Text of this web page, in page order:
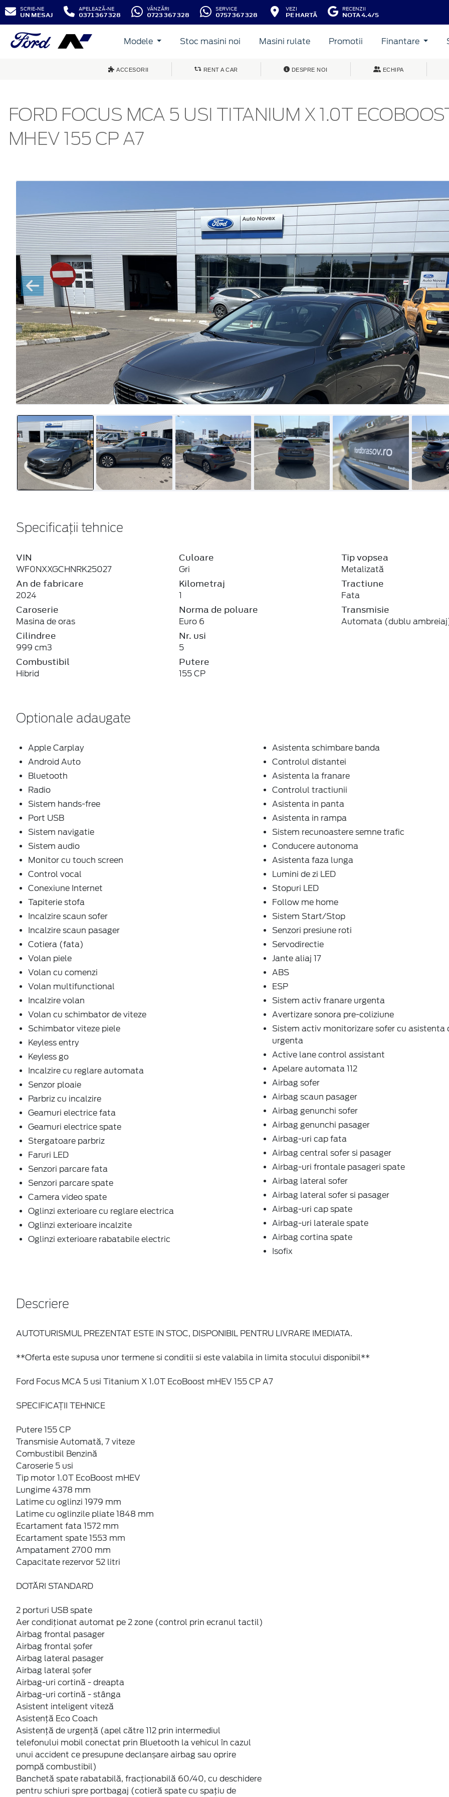
SCRIE-NE
UN MESAJ
APELEAZĂ-NE
0371 367 328
VÂNZĂRI
0723 367 328
SERVICE
0757 367 328
VEZI
PE HARTĂ
RECENZII
NOTA 4.4/5
Modele Stoc masini noi Masini rulate Promotii Finantare
ACCESORII RENT A CAR DESPRE NOI ECHIPA
FORD FOCUS MCA 5 USI TITANIUM X 1.0T
MHEV 155 CP A7
Specificații tehnice
VIN
WF0NXXGCHNRK25027
An de fabricare
2024
Caroserie
Masina de oras
Cilindree
999 cm3
Combustibil
Hibrid
Culoare
Gri
Kilometraj
1
Norma de poluare
Euro 6
Nr. usi
5
Putere
155 CP
Tip vopsea
Metalizată
Tractiune
Fata
Transmisie
Automata (dublu
Optionale adaugate
Apple Carplay
Android Auto
Bluetooth
Radio
Sistem hands-free
Port USB
Sistem navigatie
Sistem audio
Monitor cu touch screen
Control vocal
Conexiune Internet
Tapiterie stofa
Incalzire scaun sofer
Incalzire scaun pasager
Cotiera (fata)
Volan piele
Volan cu comenzi
Volan multifunctional
Incalzire volan
Volan cu schimbator de viteze
Schimbator viteze piele
Keyless entry
Keyless go
Incalzire cu reglare automata
Senzor ploaie
Parbriz cu incalzire
Geamuri electrice fata
Geamuri electrice spate
Stergatoare parbriz
Faruri LED
Senzori parcare fata
Senzori parcare spate
Camera video spate
Oglinzi exterioare cu reglare electrica
Oglinzi exterioare incalzite
Oglinzi exterioare rabatabile electric
Asistenta schimbare banda
Controlul distantei
Asistenta la franare
Controlul tractiunii
Asistenta in panta
Asistenta in rampa
Sistem recunoastere semne trafic
Conducere autonoma
Asistenta faza lunga
Lumini de zi LED
Stopuri LED
Follow me home
Sistem Start/Stop
Senzori presiune roti
Servodirectie
Jante aliaj 17
ABS
ESP
Sistem activ franare urgenta
Avertizare sonora pre-coliziune
Sistem activ monitorizare sofer cu asistenta
urgenta
Active lane control assistant
Apelare automata 112
Airbag sofer
Airbag scaun pasager
Airbag genunchi sofer
Airbag genunchi pasager
Airbag-uri cap fata
Airbag central sofer si pasager
Airbag-uri frontale pasageri spate
Airbag lateral sofer
Airbag lateral sofer si pasager
Airbag-uri cap spate
Airbag-uri laterale spate
Airbag cortina spate
Isofix
Descriere
AUTOTURISMUL PREZENTAT ESTE IN STOC, DISPONIBIL PENTRU LIVRARE IMEDIATA.
**Oferta este supusa unor termene si conditii si este valabila in limita stocului disponibil**
Ford Focus MCA 5 usi Titanium X 1.0T EcoBoost mHEV 155 CP A7
SPECIFICAȚII TEHNICE
Putere 155 CP
Transmisie Automată, 7 viteze
Combustibil Benzină
Caroserie 5 usi
Tip motor 1.0T EcoBoost mHEV
Lungime 4378 mm
Latime cu oglinzi 1979 mm
Latime cu oglinzile pliate 1848 mm
Ecartament fata 1572 mm
Ecartament spate 1553 mm
Ampatament 2700 mm
Capacitate rezervor 52 litri
DOTĂRI STANDARD
2 porturi USB spate
Aer condiționat automat pe 2 zone (control prin ecranul tactil)
Airbag frontal pasager
Airbag frontal șofer
Airbag lateral pasager
Airbag lateral șofer
Airbag-uri cortină - dreapta
Airbag-uri cortină - stânga
Asistent inteligent viteză
Asistență Eco Coach
Asistență de urgență (apel către 112 prin intermediul
telefonului mobil conectat prin Bluetooth la vehicul în cazul
unui accident ce presupune declanșare airbag sau oprire
pompă combustibil)
Banchetă spate rabatabilă, fracționabilă 60/40, cu deschidere
pentru schiuri spre portbagaj (cotieră spate cu spațiu de